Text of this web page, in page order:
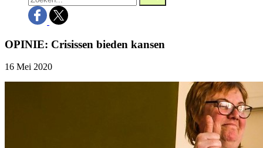
OPINIE: Crisissen bieden kansen
16 Mei 2020